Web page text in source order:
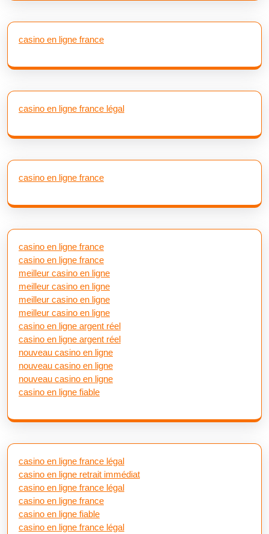
casino en ligne france
casino en ligne france légal
casino en ligne france
casino en ligne france
casino en ligne france
meilleur casino en ligne
meilleur casino en ligne
meilleur casino en ligne
meilleur casino en ligne
casino en ligne argent réel
casino en ligne argent réel
nouveau casino en ligne
nouveau casino en ligne
nouveau casino en ligne
casino en ligne fiable
casino en ligne france légal
casino en ligne retrait immédiat
casino en ligne france légal
casino en ligne france
casino en ligne fiable
casino en ligne france légal